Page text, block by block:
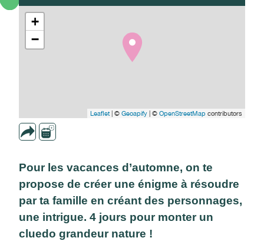
+
−
Leaflet| © Geoapify | © OpenStreetMap contributors
Pour les vacances d’automne, on te
propose de créer une énigme à résoudre
par ta famille en créant des personnages,
une intrigue. 4 jours pour monter un
cluedo grandeur nature !